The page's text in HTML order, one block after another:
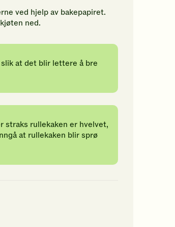
ved hjelp av bakepapiret.
ned.
at det blir lettere å bre
straks rullekaken er hvelvet,
at rullekaken blir sprø